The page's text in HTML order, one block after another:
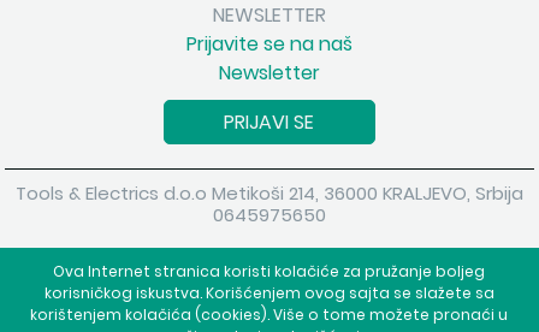
Ova Internet stranica koristi kolačiće za pružanje boljeg
korisničkog iskustva. Korišćenjem ovog sajta se slažete sa
korištenjem kolačića (cookies). Više o tome možete pronaći u
NEWSLETTER
Prijavite se na naš
Newsletter
PRIJAVI SE
Tools & Electrics d.o.o Metikoši 214, 36000 KRALJEVO, Srbija
0645975650
Powered byshopen.com